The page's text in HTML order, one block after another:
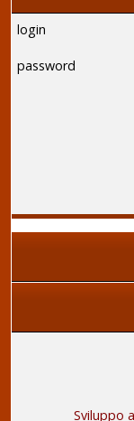
login
password
Sviluppo